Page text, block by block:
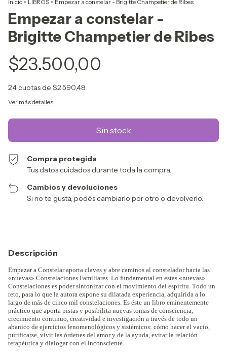
Inicio > LIBROS > Empezar a constelar - Brigitte Champetier de Ribes
Empezar a constelar -
Brigitte Champetier de Ribes
$23.500,00
24cuotas de $2.590,48
Ver más detalles
Compra protegida
Tus datos cuidados durante toda la compra.
Cambios y devoluciones
Si no te gusta, podés cambiarlo por otro o devolverlo.
Descripción
Empezar a Constelar aporta claves y abre caminos al constelador hacia las
«nuevas» Constelaciones Familiares. Lo fundamental en estas «nuevas»
Constelaciones es poder sintonizar con el movimiento del espíritu. Todo un
reto, para lo que la autora expone su dilatada experiencia, adquirida a lo
largo de más de cinco mil constelaciones. Es éste un libro eminentemente
práctico que aporta pistas y posibilita nuevas tomas de consciencia,
crecimiento continuo, creatividad e investigación a través de todo un
abanico de ejercicios fenomenológicos y sistémicos: cómo hacer el vacío,
purificarse, vivir las órdenes del amor y de la ayuda, evitar la relación
terapéutica y dialogar con el inconsciente.